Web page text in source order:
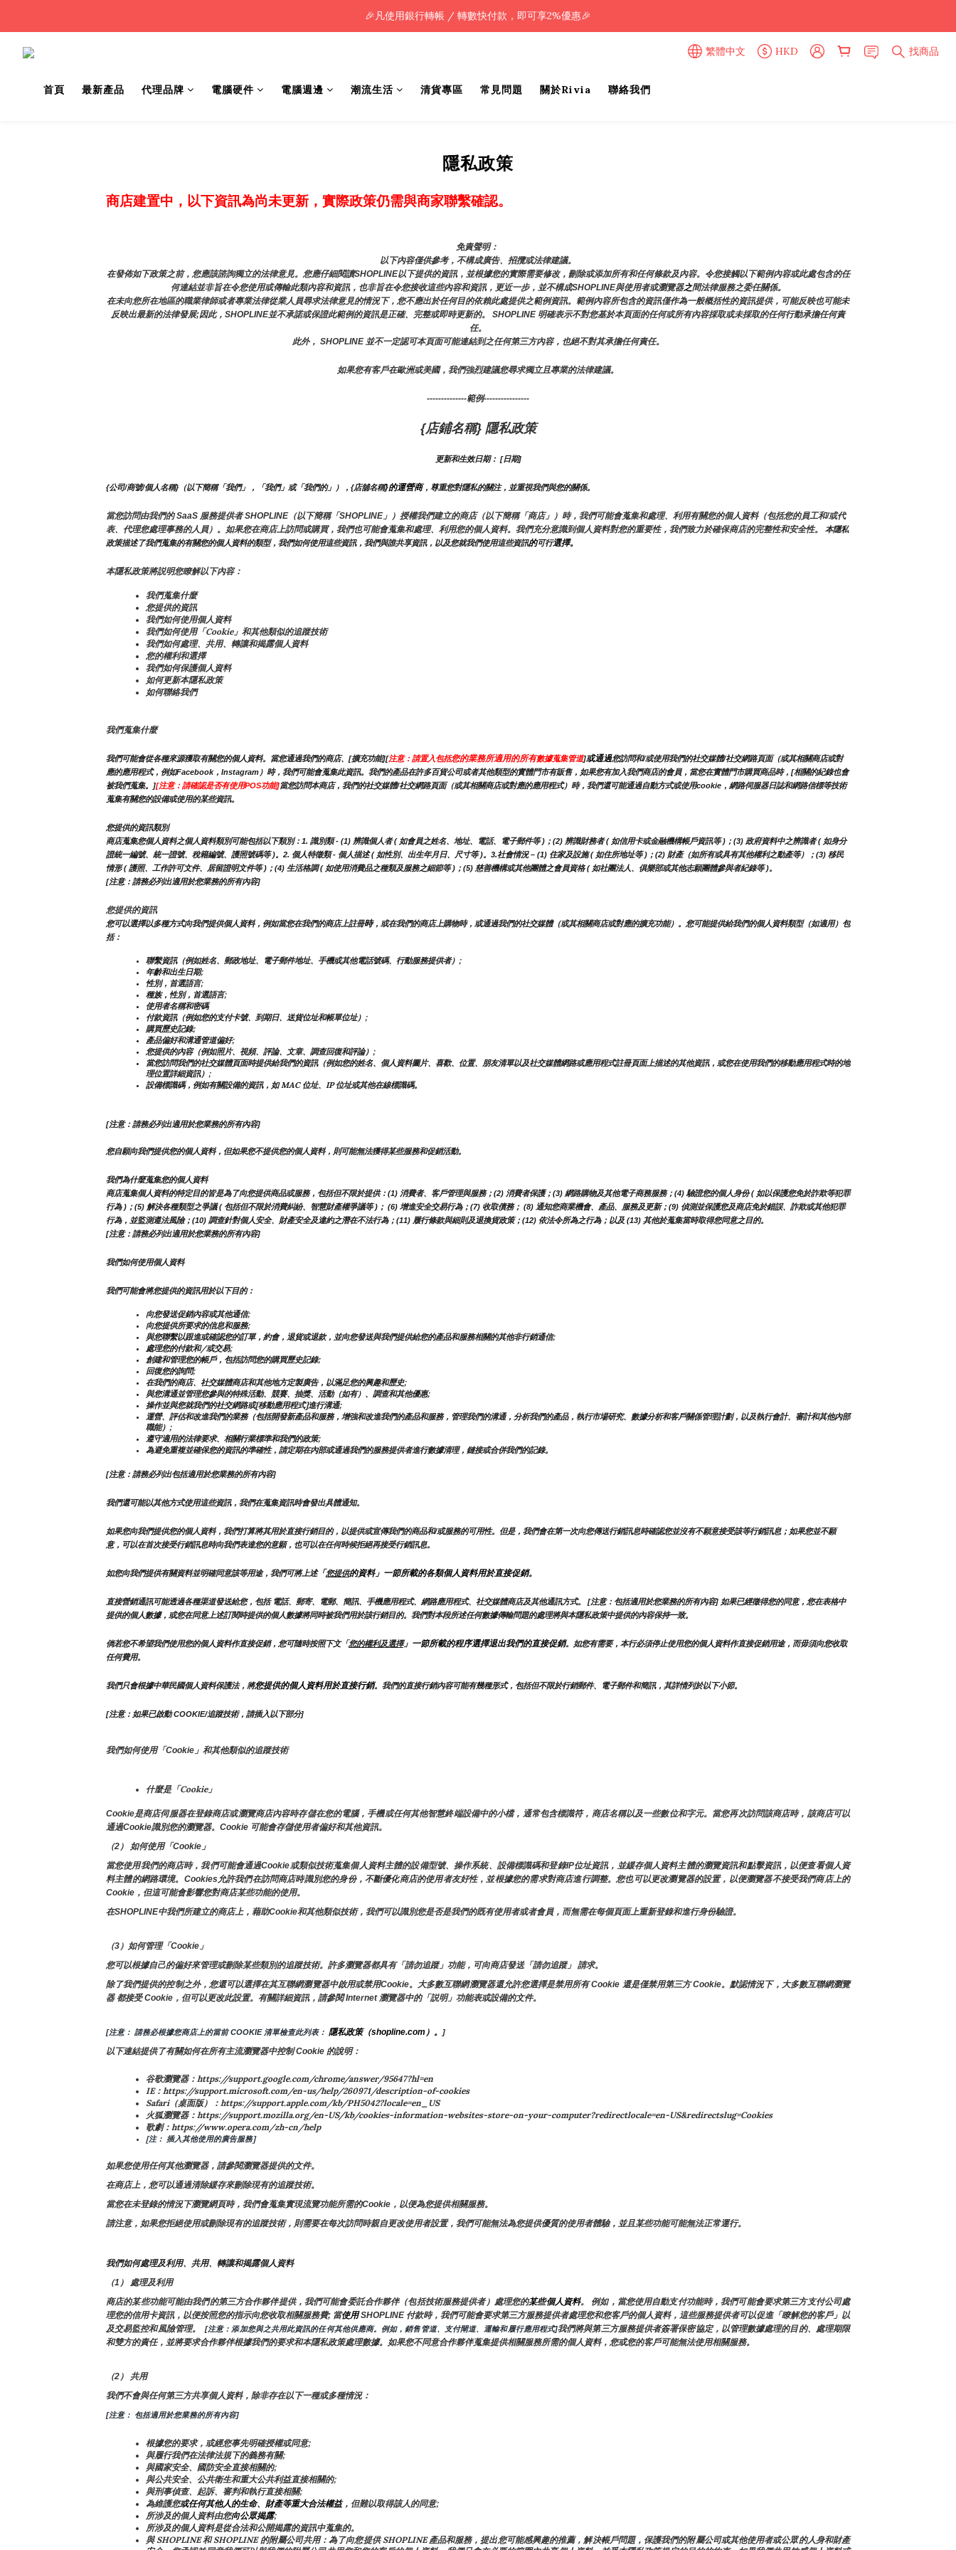
🎉凡使用銀行轉帳 / 轉數快付款，即可享2%優惠🎉
🎉凡使用銀行轉帳 / 轉數快付款，即可享2%優惠🎉
繁體中文 HKD 找商品
首頁 最新產品 代理品牌 電腦硬件 電腦週邊 潮流生活 清貨專區 常見問題 關於Rivia 聯絡我們
隱私政策
商店建置中，以下資訊為尚未更新，實際政策仍需與商家聯繫確認。
免責聲明：
以下內容僅供參考，不構成廣告、招攬或法律建議。
在發佈如下政策之前，您應該諮詢獨立的法律意見。您應仔細閱讀SHOPLINE以下提供的資訊，並根據您的實際需要修改，刪除或添加所有和任何條款及內容。令您接觸以下範例內容或此處包含的任
何連結並非旨在令您使用或傳輸此類內容和資訊，也非旨在令您接收這些內容和資訊，更近一步，並不構成SHOPLINE與使用者或瀏覽器之間法律服務之委任關係。
在未向您所在地區的職業律師或者專業法律從業人員尋求法律意見的情況下，您不應出於任何目的依賴此處提供之範例資訊。範例內容所包含的資訊僅作為一般概括性的資訊提供，可能反映也可能未
反映出最新的法律發展;因此，SHOPLINE並不承諾或保證此範例的資訊是正確、完整或即時更新的。 SHOPLINE 明確表示不對您基於本頁面的任何或所有內容採取或未採取的任何行動承擔任何責
任。
此外， SHOPLINE 並不一定認可本頁面可能連結到之任何第三方內容，也絕不對其承擔任何責任。
如果您有客戶在歐洲或美國，我們強烈建議您尋求獨立且專業的法律建議。
--------------範例----------------
{店鋪名稱} 隱私政策
更新和生效日期： [日期]
{公司/商號/個人名稱}（以下簡稱「我們」，「我們」或「我們的」），{店舖名稱}的運營商，尊重您對隱私的關注，並重視我們與您的關係。
當您訪問由我們的 SaaS 服務提供者 SHOPLINE（以下簡稱「SHOPLINE」）授權我們建立的商店（以下簡稱「商店」）時，我們可能會蒐集和處理、利用有關您的個人資料（包括您的員工和/或代
表、代理您處理事務的人員）。如果您在商店上訪問或購買，我們也可能會蒐集和處理、利用您的個人資料。我們充分意識到個人資料對您的重要性，我們致力於確保商店的完整性和安全性。
本隱私
政策描述了我們蒐集的有關您的個人資料的類型，我們如何使用這些資訊，我們與誰共享資訊，以及您就我們使用這些資訊的可行選擇。
本隱私政策將説明您瞭解以下內容：
我們蒐集什麼
您提供的資訊
我們如何使用個人資料
我們如何使用「Cookie」和其他類似的追蹤技術
我們如何處理、共用、轉讓和揭露個人資料
您的權利和選擇
我們如何保護個人資料
如何更新本隱私政策
如何聯絡我們
我們蒐集什麼
我們可能會從各種來源獲取有關您的個人資料。當您通過我們的商店、[擴充功能][注意：請置入包括您的業務所適用的所有數據蒐集管道]或通過您訪問和/或使用我們的社交媒體/社交網路頁面（或其相關商店或對
應的應用程式，例如Facebook，Instagram）時，我們可能會蒐集此資訊。我們的產品在許多百貨公司或者其他類型的實體門市有販售，如果您有加入我們商店的會員，當您在實體門市購買商品時，[相關的紀錄也會
被我們蒐集。][注意：請確認是否有使用POS功能]當您訪問本商店，我們的社交媒體/社交網路頁面（或其相關商店或對應的應用程式）時，我們還可能通過自動方式或使用cookie，網路伺服器日誌和網路信標等技術
蒐集有關您的設備或使用的某些資訊。
您提供的資訊類別
商店蒐集您個人資料之個人資料類別可能包括以下類別：1. 識別類 - (1) 辨識個人者 ( 如會員之姓名、地址、電話、電子郵件等 )；(2) 辨識財務者 ( 如信用卡或金融機構帳戶資訊等 )；(3) 政府資料中之辨識者 ( 如身分
證統一編號、統一證號、稅籍編號、護照號碼等 )。2. 個人特徵類 - 個人描述 ( 如性別、出生年月日、尺寸等 )。3.社會情況 – (1) 住家及設施 ( 如住所地址等 )；(2) 財產（如所有或具有其他權利之動產等）；(3) 移民
情形 ( 護照、工作許可文件、居留證明文件等 )；(4) 生活格調 ( 如使用消費品之種類及服務之細節等 )；(5) 慈善機構或其他團體之會員資格 ( 如社團法人、俱樂部或其他志願團體參與者紀錄等 )。
[注意：請務必列出適用於您業務的所有內容]
您提供的資訊
您可以選擇以多種方式向我們提供個人資料，例如當您在我們的商店上註冊時，或在我們的商店上購物時，或通過我們的社交媒體（或其相關商店或對應的擴充功能）。您可能提供給我們的個人資料類型（如適用）包
括：
聯繫資訊（例如姓名、郵政地址、電子郵件地址、手機或其他電話號碼、行動服務提供者）;
年齡和出生日期;
性別，首選語言;
種族，性別，首選語言;
使用者名稱和密碼
付款資訊（例如您的支付卡號、到期日、送貨位址和帳單位址）;
購買歷史記錄;
產品偏好和溝通管道偏好;
您提供的內容（例如照片、視頻、評論、文章、調查回復和評論）;
當您訪問我們的社交媒體頁面時提供給我們的資訊（例如您的姓名、個人資料圖片、喜歡、位置、朋友清單以及社交媒體網路或應用程式註冊頁面上描述的其他資訊，或您在使用我們的移動應用程式時的地
理位置詳細資訊）;
設備標識碼，例如有關設備的資訊，如 MAC 位址、IP 位址或其他在線標識碼。
[注意：請務必列出適用於您業務的所有內容]
您自願向我們提供您的個人資料，但如果您不提供您的個人資料，則可能無法獲得某些服務和促銷活動。
我們為什麼蒐集您的個人資料
商店蒐集個人資料的特定目的皆是為了向您提供商品或服務，包括但不限於提供：(1) 消費者、客戶管理與服務；(2) 消費者保護；(3) 網路購物及其他電子商務服務；(4) 驗證您的個人身份 ( 如以保護您免於詐欺等犯罪
行為 )；(5) 解決各種類型之爭議 ( 包括但不限於消費糾紛、智慧財產權爭議等 )； (6) 增進安全交易行為；(7) 收取債務； (8) 通知您商業機會、產品、服務及更新；(9) 偵測並保護您及商店免於錯誤、詐欺或其他犯罪
行為，並監測遵法風險；(10) 調查針對個人安全、財產安全及違約之潛在不法行為；(11) 履行條款與細則及退換貨政策；(12) 依法令所為之行為；以及 (13) 其他於蒐集當時取得您同意之目的。
[注意：請務必列出適用於您業務的所有內容]
我們如何使用個人資料
我們可能會將您提供的資訊用於以下目的：
向您發送促銷內容或其他通信;
向您提供所要求的信息和服務;
與您聯繫以跟進或確認您的訂單，約會，退貨或退款，並向您發送與我們提供給您的產品和服務相關的其他非行銷通信;
處理您的付款和/或交易;
創建和管理您的帳戶，包括訪問您的購買歷史記錄;
回復您的詢問;
在我們的商店、社交媒體商店和其他地方定製廣告，以滿足您的興趣和歷史;
與您溝通並管理您參與的特殊活動、競賽、抽獎、活動（如有）、調查和其他優惠;
操作並與您就我們的社交網路或[移動應用程式]進行溝通;
運營、評估和改進我們的業務（包括開發新產品和服務，增強和改進我們的產品和服務，管理我們的溝通，分析我們的產品，執行市場研究、數據分析和客戶關係管理計劃，以及執行會計、審計和其他內部
職能）;
遵守適用的法律要求、相關行業標準和我們的政策;
為避免重複並確保您的資訊的準確性，請定期在內部或通過我們的服務提供者進行數據清理，鏈接或合併我們的記錄。
[注意：請務必列出包括適用於您業務的所有內容]
我們還可能以其他方式使用這些資訊，我們在蒐集資訊時會發出具體通知。
如果您向我們提供您的個人資料，我們打算將其用於直接行銷目的，以提供或宣傳我們的商品和/或服務的可用性。但是，我們會在第一次向您傳送行銷訊息時確認您並沒有不願意接受該等行銷訊息；如果您並不願
意，可以在首次接受行銷訊息時向我們表達您的意願，也可以在任何時候拒絕再接受行銷訊息。
如您向我們提供有關資料並明確同意該等用途，我們可將上述「您提供的資料」一節所載的各類個人資料用於直接促銷。
直接營銷通訊可能透過各種渠道發送給您，包括 電話、郵寄、電郵、簡訊、手機應用程式、網路應用程式、社交媒體商店及其他通訊方式。 [注意：包括適用於您業務的所有內容] 如果已經徵得您的同意，您在表格中
提供的個人數據，或您在同意上述訂閱時提供的個人數據將同時被我們用於該行銷目的。我們對本段所述任何數據傳輸問題的處理將與本隱私政策中提供的內容保持一致。
倘若您不希望我們使用您的個人資料作直接促銷，您可隨時按照下文「您的權利及選擇」一節所載的程序選擇退出我們的直接促銷。如您有需要，本行必須停止使用您的個人資料作直接促銷用途，而毋須向您收取
任何費用。
我們只會根據中華民國個人資料保護法，將您提供的個人資料用於直接行銷。我們的直接行銷內容可能有幾種形式，包括但不限於行銷郵件、電子郵件和簡訊，其詳情列於以下小節。
[注意：如果已啟動 COOKIE/追蹤技術，請插入以下部分]
我們如何使用「Cookie」和其他類似的追蹤技術
什麼是「Cookie」
Cookie是商店伺服器在登錄商店或瀏覽商店內容時存儲在您的電腦，手機或任何其他智慧終端設備中的小檔，通常包含標識符，商店名稱以及一些數位和字元。當您再次訪問該商店時，該商店可以
通過Cookie識別您的瀏覽器。Cookie 可能會存儲使用者偏好和其他資訊。
（2） 如何使用「Cookie」
當您使用我們的商店時，我們可能會通過Cookie或類似技術蒐集個人資料主體的設備型號、操作系統、設備標識碼和登錄IP位址資訊，並緩存個人資料主體的瀏覽資訊和點擊資訊，以便查看個人資
料主體的網路環境。Cookies允許我們在訪問商店時識別您的身份，不斷優化商店的使用者友好性，並根據您的需求對商店進行調整。您也可以更改瀏覽器的設置，以便瀏覽器不接受我們商店上的
Cookie，但這可能會影響您對商店某些功能的使用。
在SHOPLINE中我們所建立的商店上，藉助Cookie和其他類似技術，我們可以識別您是否是我們的既有使用者或者會員，而無需在每個頁面上重新登錄和進行身份驗證。
（3）如何管理「Cookie」
您可以根據自己的偏好來管理或刪除某些類別的追蹤技術。許多瀏覽器都具有「請勿追蹤」功能，可向商店發送「請勿追蹤」 請求。
除了我們提供的控制之外，您還可以選擇在其互聯網瀏覽器中啟用或禁用Cookie。大多數互聯網瀏覽器還允許您選擇是禁用所有 Cookie 還是僅禁用第三方 Cookie。默認情況下，大多數互聯網瀏覽
器 都接受 Cookie，但可以更改此設置。有關詳細資訊，請參閱 Internet 瀏覽器中的「説明」功能表或設備的文件。
[注意： 請務必根據您商店上的當前 COOKIE 清單檢查此列表： 隱私政策（shopline.com）。 ]
以下連結提供了有關如何在所有主流瀏覽器中控制 Cookie 的說明：
谷歌瀏覽器：https://support.google.com/chrome/answer/95647?hl=en
IE：https://support.microsoft.com/en-us/help/260971/description-of-cookies
Safari（桌面版）：https://support.apple.com/kb/PH5042?locale=en_US
火狐瀏覽器：https://support.mozilla.org/en-US/kb/cookies-information-websites-store-on-your-computer?redirectlocale=en-US&redirectslug=Cookies
歌劇：https://www.opera.com/zh-cn/help
[注： 插入其他使用的廣告服務]
如果您使用任何其他瀏覽器，請參閱瀏覽器提供的文件。
在商店上，您可以通過清除緩存來刪除現有的追蹤技術。
當您在未登錄的情況下瀏覽網頁時，我們會蒐集實現流覽功能所需的Cookie，以便為您提供相關服務。
請注意，如果您拒絕使用或刪除現有的追蹤技術，則需要在每次訪問時親自更改使用者設置，我們可能無法為您提供優質的使用者體驗，並且某些功能可能無法正常運行。
我們如何處理及利用、共用、轉讓和揭露個人資料
（1） 處理及利用
商店的某些功能可能由我們的第三方合作夥伴提供，我們可能會委託合作夥伴（包括技術服務提供者）處理您的某些個人資料。 例如，當您使用自動支付功能時，我們可能會要求第三方支付公司處
理您的信用卡資訊，以便按照您的指示向您收取相關服務費; 當使用 SHOPLINE 付款時，我們可能會要求第三方服務提供者處理您和您客戶的個人資料，這些服務提供者可以促進「瞭解您的客戶」以
及交易監控和風險管理。
[注意：添加您與之共用此資訊的任何其他供應商。例如，銷售管道、支付閘道、運輸和履行應用程式]我們將與第三方服務提供者簽署保密協定，以管理數據處理的目的、處理期限
和雙方的責任，並將要求合作夥伴根據我們的要求和本隱私政策處理數據。如果您不同意合作夥伴蒐集提供相關服務所需的個人資料，您或您的客戶可能無法使用相關服務。
（2） 共用
我們不會與任何第三方共享個人資料，除非存在以下一種或多種情況：
[注意： 包括適用於您業務的所有內容]
根據您的要求，或經您事先明確授權或同意;
與履行我們在法律法規下的義務有關;
與國家安全、國防安全直接相關的;
與公共安全、公共衛生和重大公共利益直接相關的;
與刑事偵查、起訴、審判和執行直接相關;
為維護您或任何其他人的生命、財產等重大合法權益，但難以取得該人的同意;
所涉及的個人資料由您向公眾揭露;
所涉及的個人資料是從合法和公開揭露的資訊中蒐集的。
與 SHOPLINE 和 SHOPLINE 的附屬公司共用：為了向您提供 SHOPLINE 產品和服務，提出您可能感興趣的推薦，解決帳戶問題，保護我們的附屬公司或其他使用者或公眾的人身和財產